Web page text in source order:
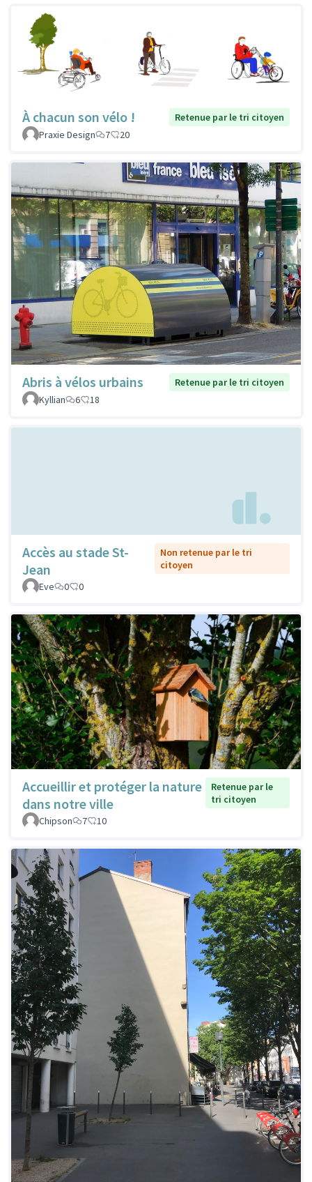
À chacun son vélo !
Retenue par le tri citoyen
Praxie Design
7 20
Abris à vélos urbains
Retenue par le tri citoyen
Kyllian
6 18
Accès au stade St-
Jean
Non retenue par le tri
citoyen
Eve
0 0
Accueillir et protéger la nature
dans notre ville
Retenue par le
tri citoyen
Chipson
7 10